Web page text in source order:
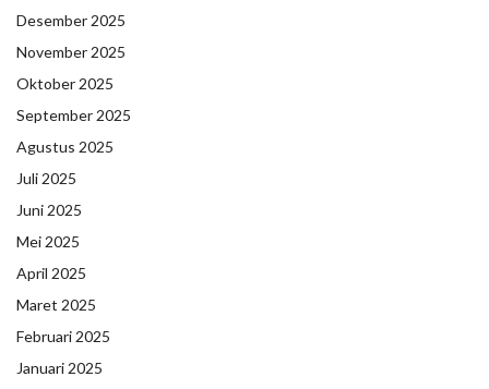
Desember 2025
November 2025
Oktober 2025
September 2025
Agustus 2025
Juli 2025
Juni 2025
Mei 2025
April 2025
Maret 2025
Februari 2025
Januari 2025